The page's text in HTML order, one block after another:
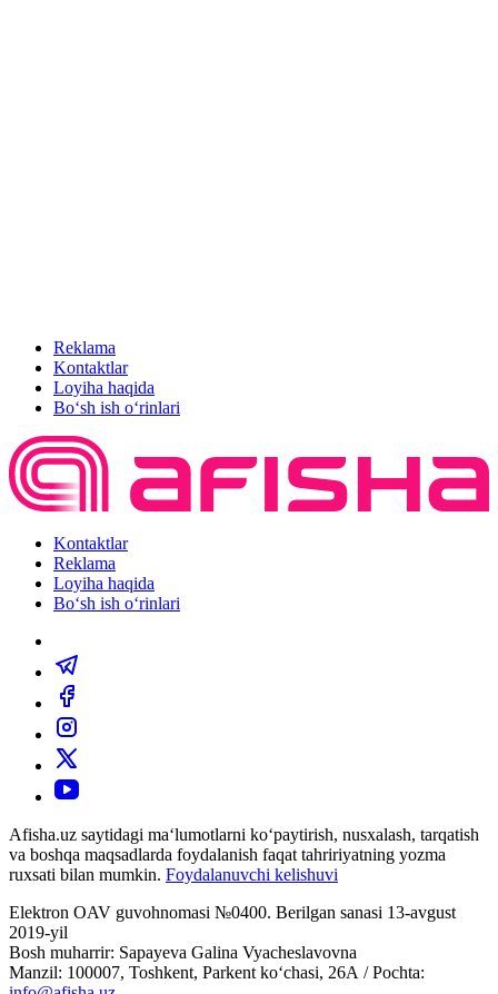
Reklama
Kontaktlar
Loyiha haqida
Bo‘sh ish o‘rinlari
Kontaktlar
Reklama
Loyiha haqida
Bo‘sh ish o‘rinlari
Afisha.uz saytidagi ma‘lumotlarni ko‘paytirish, nusxalash, tarqatish
va boshqa maqsadlarda foydalanish faqat tahririyatning yozma
ruxsati bilan mumkin. Foydalanuvchi kelishuvi
Elektron OAV guvohnomasi №0400. Berilgan sanasi 13-avgust
2019-yil
Bosh muharrir: Sapayeva Galina Vyacheslavovna
Manzil: 100007, Toshkent, Parkent ko‘chasi, 26А / Pochta: